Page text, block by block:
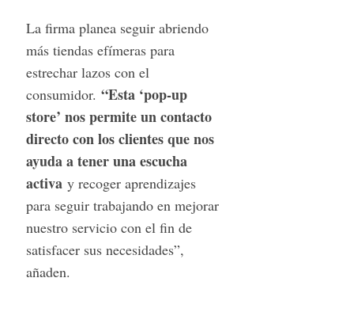
La firma planea seguir abriendo
más tiendas efímeras para
estrechar lazos con el
consumidor. “Esta ‘pop-up
store’ nos permite un contacto
directo con los clientes que nos
ayuda a tener una escucha
activay recoger aprendizajes
para seguir trabajando en mejorar
nuestro servicio con el fin de
satisfacer sus necesidades”,
añaden.